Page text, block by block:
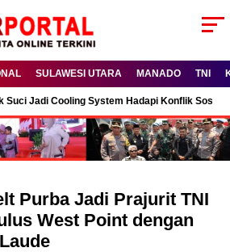
SULAWESI UTARA MANADO TNI
Suci Jadi Cooling System Hadapi Konflik Sosial
Purba Jadi Prajurit TNI
West Point dengan